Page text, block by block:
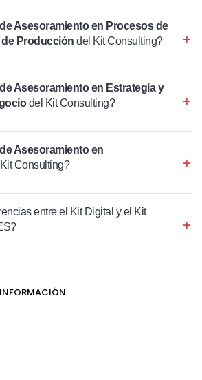
Asesoramiento en Procesos de
Producción del Kit Consulting?
Asesoramiento en Estrategia y
del Kit Consulting?
Asesoramiento en
Consulting?
entre el Kit Digital y el Kit